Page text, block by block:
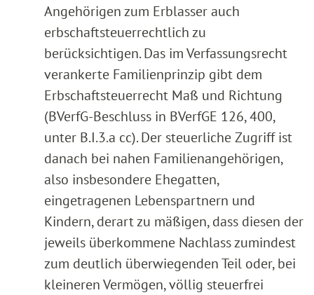
Angehörigen zum Erblasser auch
erbschaftsteuerrechtlich zu
berücksichtigen. Das im Verfassungsrecht
verankerte Familienprinzip gibt dem
Erbschaftsteuerrecht Maß und Richtung
(BVerfG-Beschluss in BVerfGE 126, 400,
unter B.I.3.a cc). Der steuerliche Zugriff ist
danach bei nahen Familienangehörigen,
also insbesondere Ehegatten,
eingetragenen Lebenspartnern und
Kindern, derart zu mäßigen, dass diesen der
jeweils überkommene Nachlass zumindest
zum deutlich überwiegenden Teil oder, bei
kleineren Vermögen, völlig steuerfrei